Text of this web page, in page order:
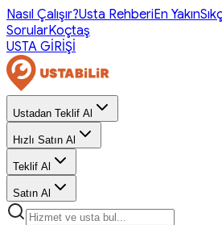
Nasıl Çalışır?Usta RehberiEn Yakın
SorularKoçtaş
USTA GİRİŞİ
Ustadan Teklif Al
Hızlı Satın Al
Teklif Al
Satın Al